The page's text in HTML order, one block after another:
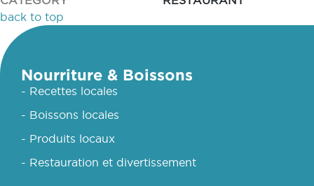
back to top
Nourriture & Boissons
- Recettes locales
- Boissons locales
- Produits locaux
- Restauration et divertissement